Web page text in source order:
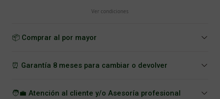
Ver condiciones
📦 Comprar al por mayor
⏰ Garantía 8 meses para cambiar o devolver
🧑‍💼 Atención al cliente y/o Asesoría profesional